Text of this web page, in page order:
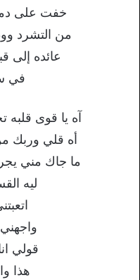
خفت على
من التشرد
عائده إلى
في
آه يا قوى
أه قلي وربك
ما جاك مني
ليه
قولي
هذا